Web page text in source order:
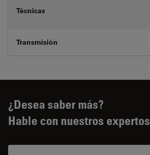
Técnicas
Transmisión
¿Desea saber más?
Hable con nuestros expertos